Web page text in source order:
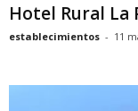
Hotel Rural La
establecimientos - 11